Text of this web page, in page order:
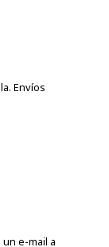
Envíos
e-mail a
al